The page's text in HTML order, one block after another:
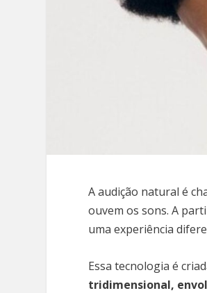
A audição natural é
ouvem os sons. A
uma experiência
Essa tecnologia é
tridimensional,